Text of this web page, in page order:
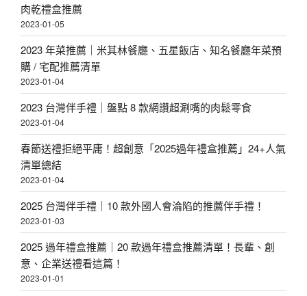
肉乾禮盒推薦
2023-01-05
2023 年菜推薦｜米其林餐廳、五星飯店、知名餐廳年菜預
購 / 宅配推薦清單
2023-01-04
2023 台灣伴手禮｜盤點 8 款網讚超涮嘴的肉鬆零食
2023-01-04
春節送禮拒絕平庸！超創意「2025過年禮盒推薦」24+人氣
清單總結
2023-01-04
2025 台灣伴手禮｜10 款外國人會淪陷的推薦伴手禮！
2023-01-03
2025 過年禮盒推薦｜20 款過年禮盒推薦清單！長輩、創
意、企業送禮看這篇！
2023-01-01